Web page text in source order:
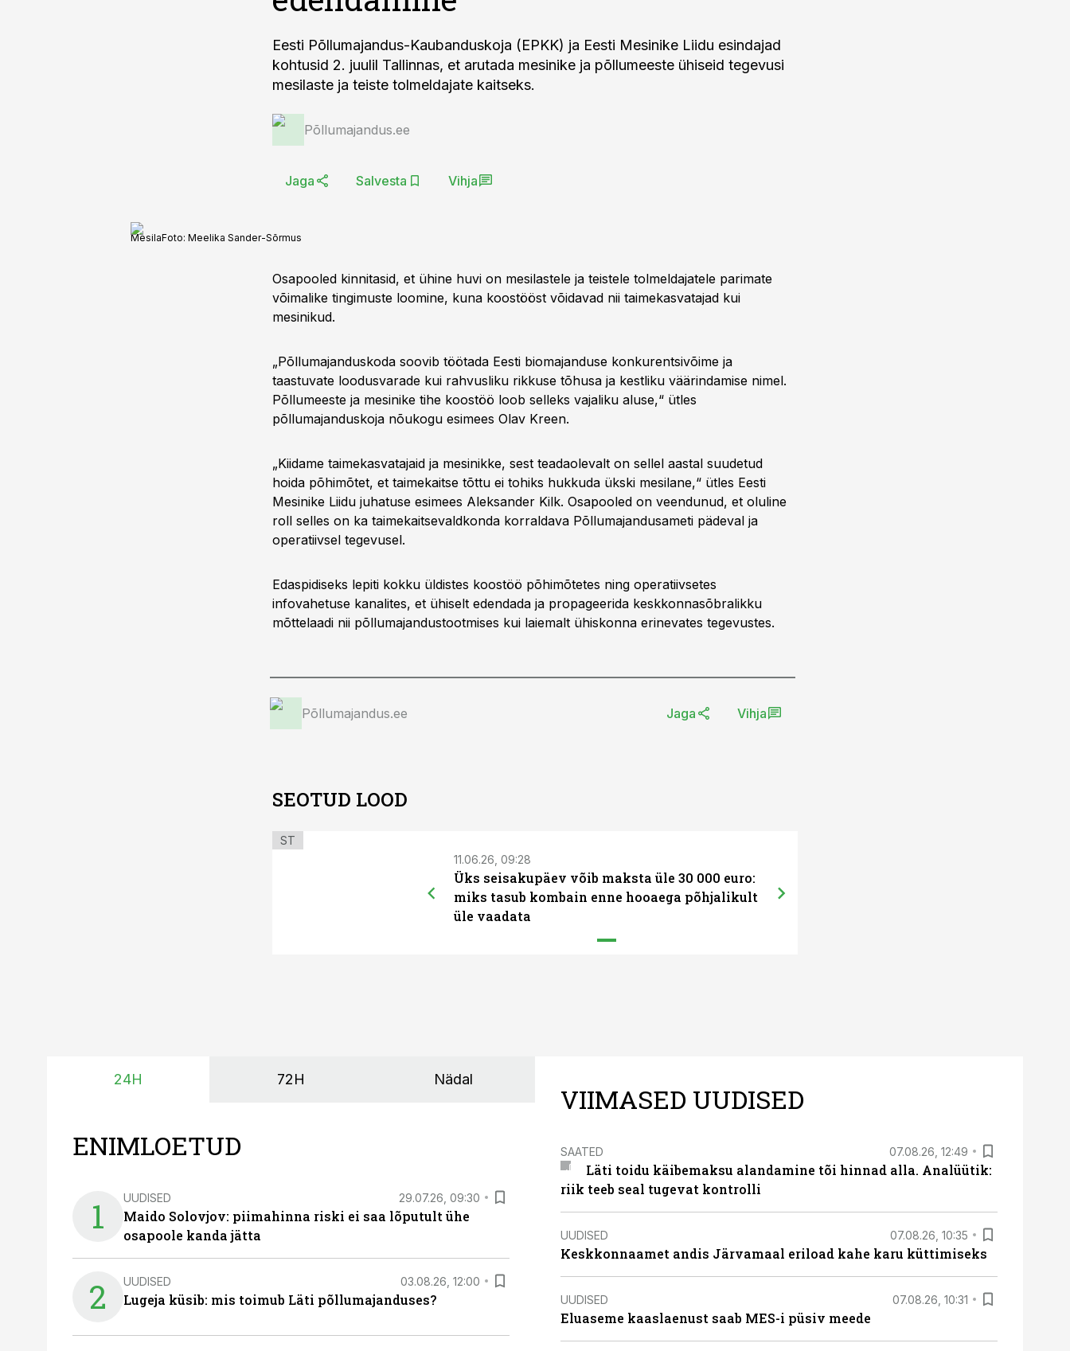
Eesti Põllumajandus-Kaubanduskoja (EPKK) ja Eesti Mesinike Liidu esindajad
kohtusid 2. juulil Tallinnas, et arutada mesinike ja põllumeeste ühiseid tegevusi
mesilaste ja teiste tolmeldajate kaitseks.
Põllumajandus.ee
Jaga Salvesta Vihja
MesilaFoto: Meelika Sander-Sõrmus
Osapooled kinnitasid, et ühine huvi on mesilastele ja teistele tolmeldajatele parimate
võimalike tingimuste loomine, kuna koostööst võidavad nii taimekasvatajad kui
mesinikud.
„Põllumajanduskoda soovib töötada Eesti biomajanduse konkurentsivõime ja
taastuvate loodusvarade kui rahvusliku rikkuse tõhusa ja kestliku väärindamise nimel.
Põllumeeste ja mesinike tihe koostöö loob selleks vajaliku aluse,“ ütles
põllumajanduskoja nõukogu esimees Olav Kreen.
„Kiidame taimekasvatajaid ja mesinikke, sest teadaolevalt on sellel aastal suudetud
hoida põhimõtet, et taimekaitse tõttu ei tohiks hukkuda ükski mesilane,“ ütles Eesti
Mesinike Liidu juhatuse esimees Aleksander Kilk. Osapooled on veendunud, et oluline
roll selles on ka taimekaitsevaldkonda korraldava Põllumajandusameti pädeval ja
operatiivsel tegevusel.
Edaspidiseks lepiti kokku üldistes koostöö põhimõtetes ning operatiivsetes
infovahetuse kanalites, et ühiselt edendada ja propageerida keskkonnasõbralikku
mõttelaadi nii põllumajandustootmises kui laiemalt ühiskonna erinevates tegevustes.
Põllumajandus.ee Jaga Vihja
SEOTUD LOOD
ST
11.06.26, 09:28
Üks seisakupäev võib maksta üle 30 000 euro:
miks tasub kombain enne hooaega põhjalikult
üle vaadata
24H 72H Nädal
ENIMLOETUD
1 UUDISED 29.07.26, 09:30
Maido Solovjov: piimahinna riski ei saa lõputult ühe
osapoole kanda jätta
2 UUDISED 03.08.26, 12:00
Lugeja küsib: mis toimub Läti põllumajanduses?
VIIMASED UUDISED
SAATED 07.08.26, 12:49
Läti toidu käibemaksu alandamine tõi hinnad alla. Analüütik:
riik teeb seal tugevat kontrolli
UUDISED 07.08.26, 10:35
Keskkonnaamet andis Järvamaal eriload kahe karu küttimiseks
UUDISED 07.08.26, 10:31
Eluaseme kaaslaenust saab MES-i püsiv meede